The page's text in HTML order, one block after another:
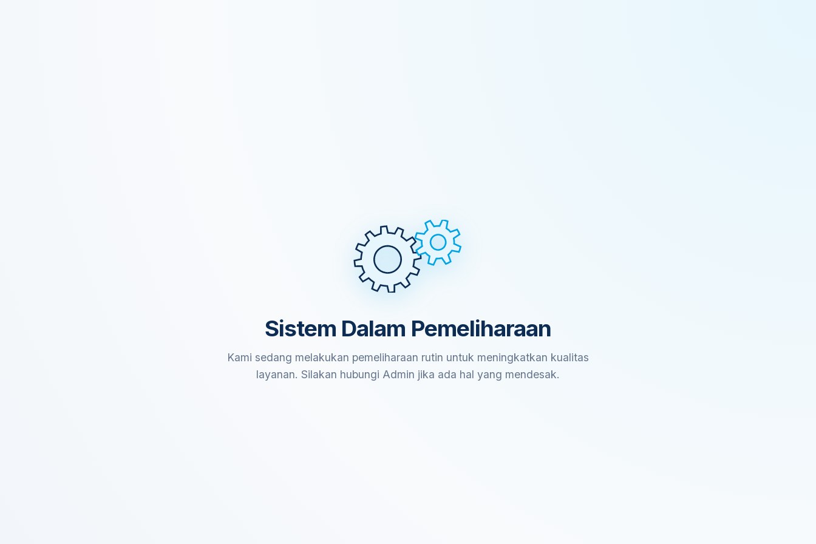
Sistem Dalam Pemeliharaan
Kami sedang melakukan pemeliharaan rutin untuk meningkatkan kualitas
layanan. Silakan hubungi Admin jika ada hal yang mendesak.